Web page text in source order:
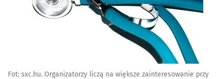
Fot: sxc.hu. Organizatorzy liczą na większe zainteresowanie przy